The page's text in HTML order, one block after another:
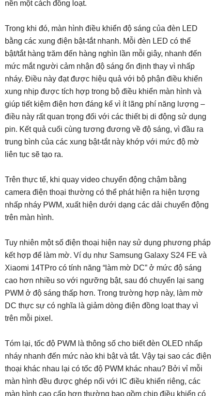
nền một cách đồng loạt.
Trong khi đó, màn hình điều khiển độ sáng của đèn LED
bằng các xung điện bật-tắt nhanh. Mỗi đèn LED có thể
bật/tắt hàng trăm đến hàng nghìn lần mỗi giây, nhanh đến
mức mắt người cảm nhận độ sáng ổn định thay vì nhấp
nháy. Điều này đạt được hiệu quả với bộ phận điều khiển
xung nhịp được tích hợp trong bộ điều khiển màn hình và
giúp tiết kiệm điện hơn đáng kể vì ít lãng phí năng lượng –
điều này rất quan trọng đối với các thiết bị di động sử dụng
pin. Kết quả cuối cùng tương đương về độ sáng, vì đầu ra
trung bình của các xung bật-tắt này khớp với mức độ mờ
liên tục sẽ tạo ra.
Trên thực tế, khi quay video chuyển động chậm bằng
camera điện thoại thường có thể phát hiện ra hiện tượng
nhấp nháy PWM, xuất hiện dưới dạng các dải chuyển động
trên màn hình.
Tuy nhiên một số điện thoại hiện nay sử dụng phương pháp
kết hợp để làm mờ. Ví dụ như Samsung Galaxy S24 FE và
Xiaomi 14TPro có tính năng “làm mờ DC” ở mức độ sáng
cao hơn nhiều so với ngưỡng bật, sau đó chuyển lại sang
PWM ở độ sáng thấp hơn. Trong trường hợp này, làm mờ
DC thực sự có nghĩa là giảm dòng điện đồng loạt thay vì
trên mỗi pixel.
Tóm lại, tốc độ PWM là thông số cho biết đèn OLED nhấp
nháy nhanh đến mức nào khi bật và tắt. Vậy tại sao các điện
thoại khác nhau lại có tốc độ PWM khác nhau? Bởi vỉ mỗi
màn hình đều được ghép nối với IC điều khiển riêng, các
màn hình cao cấp hơn thường bao gồm chip điều khiển có